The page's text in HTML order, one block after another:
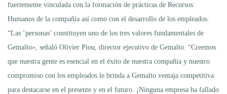
fuertemente vinculada con la formación de prácticas de Recursos
Humanos de la compañía así como con el desarrollo de los empleados.
“Las ‘personas’ constituyen uno de los tres valores fundamentales de
Gemalto», señaló Olivier Piou, director ejecutivo de Gemalto. “Creemos
que nuestra gente es esencial en el éxito de nuestra compañía y nuestro
compromiso con los empleados le brinda a Gemalto ventaja competitiva
para destacarse en el presente y en el futuro. ¡Ninguna empresa ha fallado